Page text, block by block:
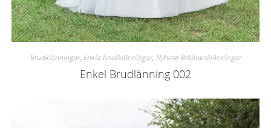
Brudklänningar, Enkla brudklänningar, Nyheter Bröllopsklänningar
Enkel Brudlänning 002